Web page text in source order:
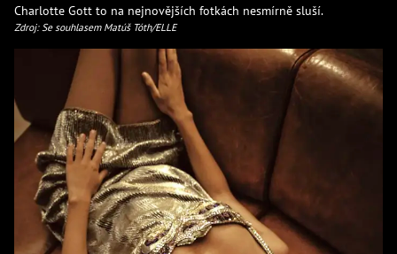
Charlotte Gott to na nejnovějších fotkách nesmírně sluší.
Zdroj: Se souhlasem Matúš Tóth/ELLE